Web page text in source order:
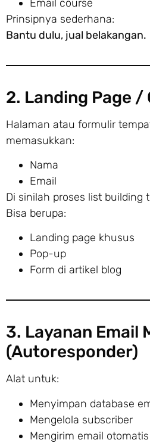
Email course
Prinsipnya sederhana:
Bantu dulu, jual belakangan.
2. Landing Page
Halaman atau formulir
memasukkan:
Nama
Email
Di sinilah proses list building
Bisa berupa:
Landing page khusus
Pop-up
Form di artikel blog
3. Layanan Email
(Autoresponder)
Alat untuk:
Menyimpan database
Mengelola subscriber
Mengirim email otomatis